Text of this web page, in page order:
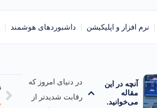
نرم افزار و اپلیکیشن داشبوردهای هوشمند
آنچه در این
مقاله
می‌خوانید.
در دنیای امروز که
رقابت شدیدتر از